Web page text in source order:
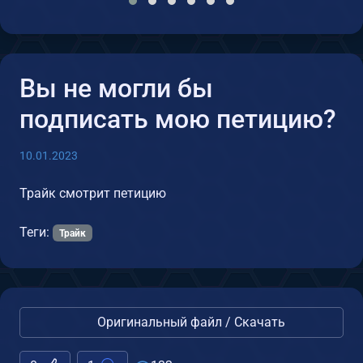
Вы не могли бы
подписать мою петицию?
10.01.2023
Трайк смотрит петицию
Теги: Трайк
Оригинальный файл / Скачать